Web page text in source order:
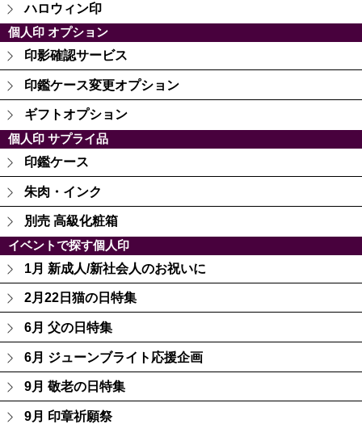
ハロウィン印
個人印 オプション
印影確認サービス
印鑑ケース変更オプション
ギフトオプション
個人印 サプライ品
印鑑ケース
朱肉・インク
別売 高級化粧箱
イベントで探す個人印
1月 新成人/新社会人のお祝いに
2月22日猫の日特集
6月 父の日特集
6月 ジューンブライト応援企画
9月 敬老の日特集
9月 印章祈願祭